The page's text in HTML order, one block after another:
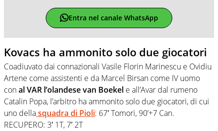
Entra nel canale WhatsApp
Kovacs ha ammonito solo due giocatori
Coadiuvato dai connazionali Vasile Florin Marinescu e Ovidiu
Artene come assistenti e da Marcel Birsan come IV uomo
conal VAR l’olandese van Boekel e all’Avar dal rumeno
Catalin Popa, l’arbitro ha ammonito solo due giocatori, di cui
uno dellasquadra di Pioli: 67′ Tomori, 90’+7 Can.
RECUPERO: 3′ 1T, 7′ 2T